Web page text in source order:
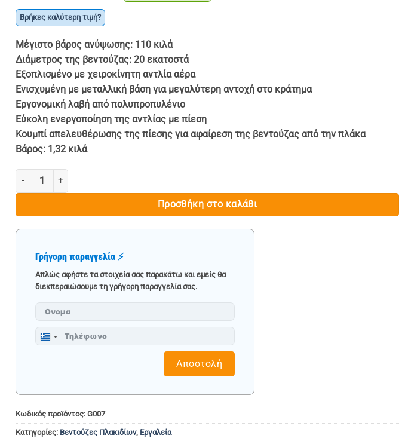
price
was:
τρέχουσα
€ 79.90.
Βρήκες καλύτερη τιμή?
Μέγιστο βάρος ανύψωσης: 110 κιλά
Διάμετρος της βεντούζας: 20 εκατοστά
Εξοπλισμένο με χειροκίνητη αντλία αέρα
Ενισχυμένη με μεταλλική βάση για μεγαλύτερη αντοχή στο κράτημα
Εργονομική λαβή από πολυπροπυλένιο
Εύκολη ενεργοποίηση της αντλίας με πίεση
Κουμπί απελευθέρωσης της πίεσης για αφαίρεση της βεντούζας από την πλάκα
Βάρος: 1,32 κιλά
ΒΕΝΤΟΥΖΑ ΜΕ ΤΡΟΜΠΑ & ΜΑΝΟΜΕΤΡΟ P611C – SHIJING ποσότητα
Προσθήκη στο καλάθι
Γρήγορη παραγγελία ⚡
Απλώς αφήστε τα στοιχεία σας παρακάτω και εμείς θα
διεκπεραιώσουμε τη γρήγορη παραγγελία σας.
Greece
Αποστολή
Κωδικός προϊόντος: G007
Κατηγορίες: Βεντούζες Πλακιδίων, Εργαλεία